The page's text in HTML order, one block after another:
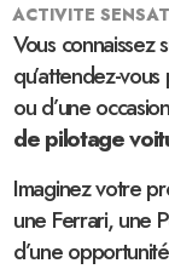
ACTIVITE
Vous
qu’attendez-
ou d’une
de pilotage
Imaginez votre
une Ferrari, une
d’une